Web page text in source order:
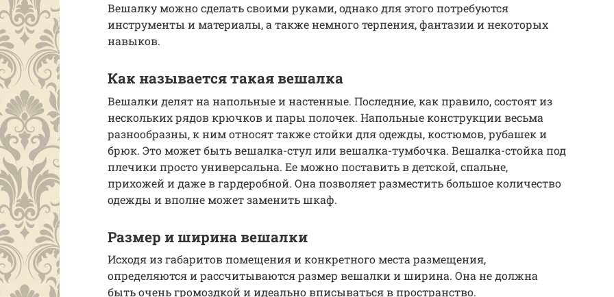
Вешалку можно сделать своими руками, однако для этого потребуются
инструменты и материалы, а также немного терпения, фантазии и некоторых
навыков.
Как называется такая вешалка
Вешалки делят на напольные и настенные. Последние, как правило, состоят из
нескольких рядов крючков и пары полочек. Напольные конструкции весьма
разнообразны, к ним относят также стойки для одежды, костюмов, рубашек и
брюк. Это может быть вешалка-стул или вешалка-тумбочка. Вешалка-стойка под
плечики просто универсальна. Ее можно поставить в детской, спальне,
прихожей и даже в гардеробной. Она позволяет разместить большое количество
одежды и вполне может заменить шкаф.
Размер и ширина вешалки
Исходя из габаритов помещения и конкретного места размещения,
определяются и рассчитываются размер вешалки и ширина. Она не должна
быть очень громоздкой и идеально вписываться в пространство.